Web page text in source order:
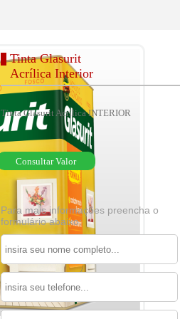
Tinta Glasurit
Acrílica Interior
Tinta Glasurit Acrílica INTERIOR
Consultar Valor
Para mais informações preencha o
formulário abaixo: